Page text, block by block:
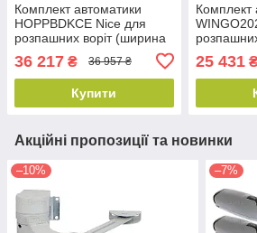
Комплект автоматики
HOPPBDKCE Nice для
розпашних воріт (ширина
36 217 ₴ 36 957 ₴
Купити
Комплект
25 431
Акційні пропозиції та новинки
–10% –7%